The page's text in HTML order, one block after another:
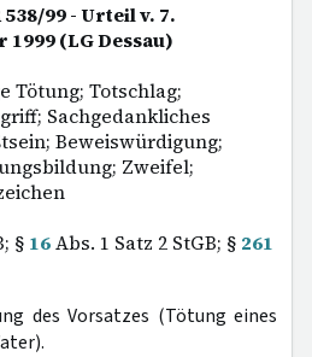
538/99 - Urteil v. 7.
1999 (LG Dessau)
Tötung; Totschlag;
Sachgedankliches
Beweiswürdigung;
Zweifel;
§ 16Abs. 1 Satz 2 StGB; § 261
des Vorsatzes (Tötung eines